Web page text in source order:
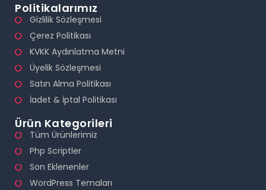
Politikalarımız
Gizlilik Sözleşmesi
Çerez Politikası
KVKK Aydınlatma Metni
Üyelik Sözleşmesi
Satın Alma Politikası
İadet & İptal Politikası
Ürün Kategorileri
Tüm Ürünlerimiz
Php Scriptler
Son Eklenenler
WordPress Temaları